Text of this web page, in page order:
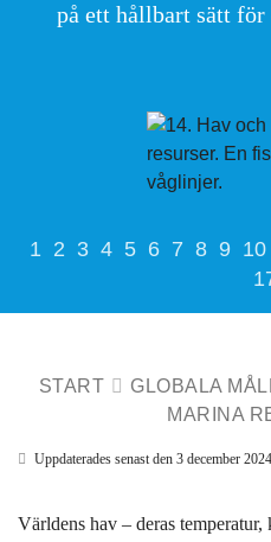
på ett hållbart sätt
1 2 3 4 5 6 7 8 9 10
START GLOBALA
MARINA
Uppdaterades senast den 3 december 2024
Världens hav – deras